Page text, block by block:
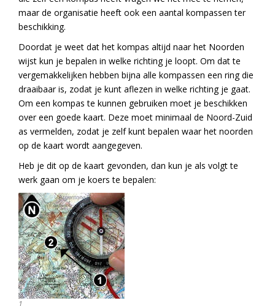
maar de organisatie heeft ook een aantal kompassen ter
beschikking.
Doordat je weet dat het kompas altijd naar het Noorden
wijst kun je bepalen in welke richting je loopt. Om dat te
vergemakkelijken hebben bijna alle kompassen een ring die
draaibaar is, zodat je kunt aflezen in welke richting je gaat.
Om een kompas te kunnen gebruiken moet je beschikken
over een goede kaart. Deze moet minimaal de Noord-Zuid
as vermelden, zodat je zelf kunt bepalen waar het noorden
op de kaart wordt aangegeven.
Heb je dit op de kaart gevonden, dan kun je als volgt te
werk gaan om je koers te bepalen: